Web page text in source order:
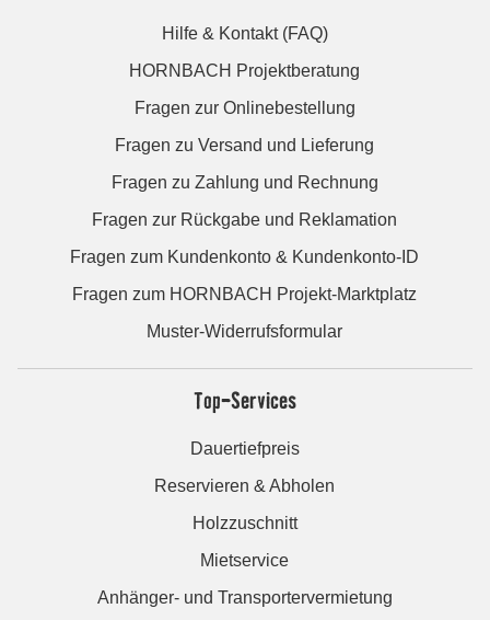
Hilfe & Kontakt (FAQ)
HORNBACH Projektberatung
Fragen zur Onlinebestellung
Fragen zu Versand und Lieferung
Fragen zu Zahlung und Rechnung
Fragen zur Rückgabe und Reklamation
Fragen zum Kundenkonto & Kundenkonto-ID
Fragen zum HORNBACH Projekt-Marktplatz
Muster-Widerrufsformular
Top-Services
Dauertiefpreis
Reservieren & Abholen
Holzzuschnitt
Mietservice
Anhänger- und Transportervermietung